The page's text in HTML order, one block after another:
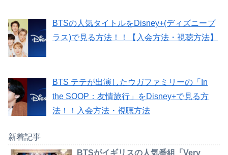
BTSの人気タイトルをDisney+(ディズニープ
ラス)で見る方法！！【入会方法・視聴方法】
BTS テテが出演したウガファミリーの「In
the SOOP：友情旅行」をDisney+で見る方
法！！入会方法・視聴方法
新着記事
BTSがイギリスの人気番組「Very